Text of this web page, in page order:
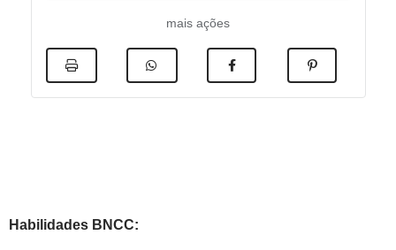
mais ações
Habilidades BNCC: